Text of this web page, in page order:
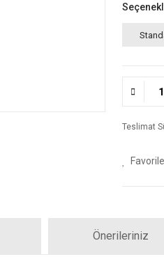
Teslimat
Önerileriniz